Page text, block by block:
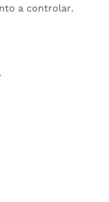
a controlar.